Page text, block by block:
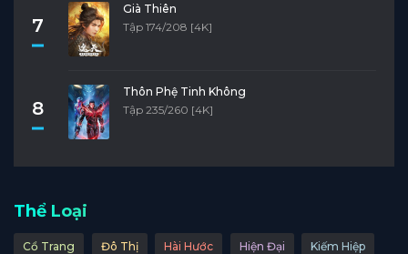
7
Già Thiên
Tập 174/208 [4K]
8
Thôn Phệ Tinh Không
Tập 235/260 [4K]
Thể Loại
Cổ Trang Đô Thị Hài Hước Hiện Đại Kiếm Hiệp